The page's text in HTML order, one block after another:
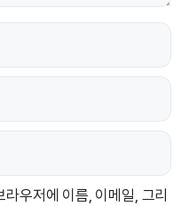
우저에 이름, 이메일, 그리